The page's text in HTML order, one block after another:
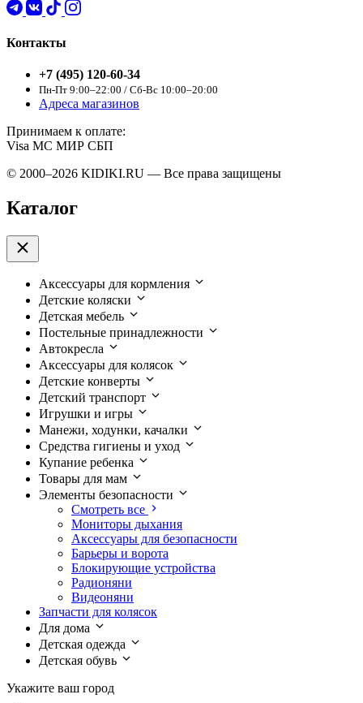
Контакты
+7 (495) 120-60-34
Пн-Пт 9:00–22:00 / Сб-Вс 10:00–20:00
Адреса магазинов
Принимаем к оплате:
Visa MC МИР СБП
© 2000–2026 KIDIKI.RU — Все права защищены
Каталог
Аксессуары для кормления
Детские коляски
Детская мебель
Постельные принадлежности
Автокресла
Аксессуары для колясок
Детские конверты
Детский транспорт
Игрушки и игры
Манежи, ходунки, качалки
Средства гигиены и уход
Купание ребенка
Товары для мам
Элементы безопасности
Смотреть все
Мониторы дыхания
Аксессуары для безопасности
Барьеры и ворота
Блокирующие устройства
Радионяни
Видеоняни
Запчасти для колясок
Для дома
Детская одежда
Детская обувь
Укажите ваш город